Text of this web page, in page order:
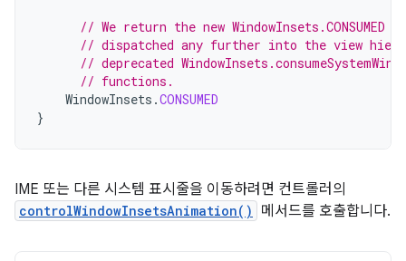
// We return the new
// dispatched any further into the view
// deprecated
// functions.
WindowInsets .CONSUMED
}
IME 또는 다른 시스템 표시줄을 이동하려면 컨트롤러의
controlWindowInsetsAnimation() 메서드를 호출합니다.